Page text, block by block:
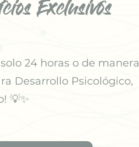
Exclusivos
24 horas o de manera
Desarrollo Psicológico,
💡✨